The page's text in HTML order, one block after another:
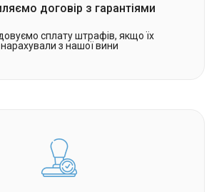
договір з гарантіями
сплату штрафів, якщо їх
нарахували з нашої вини